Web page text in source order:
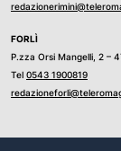
FORLÌ
P.zza Orsi Mangelli, 2 –
Tel 0543 1900819